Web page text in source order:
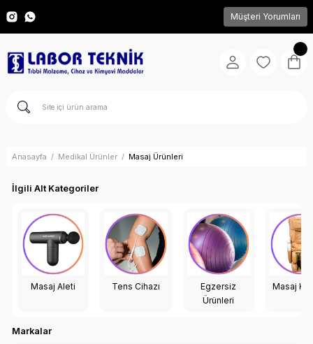
Müşteri Yorumları
Anasayfa Medikal Ürünler Masaj Ürünleri
İlgili Alt Kategoriler
Masaj Aleti Tens Cihazı
Egzersiz
Ürünleri
Masaj
Markalar